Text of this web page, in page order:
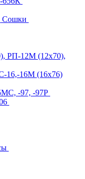
Сошки
РП-12М (12х70),
16,-16М (16х76)
-97, -97Р